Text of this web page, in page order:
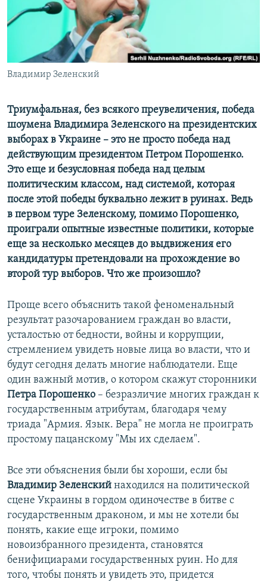
ПОБЕДИТЕЛЕЙ НЕ СУДЯТ?
КРЫМ.НЕПОКОРЕННЫЙ
ELIFBE
УКРАИНСКАЯ ПРОБЛЕМА КРЫМА
ПРИСОЕДИНЯЙТЕСЬ!
Владимир Зеленский
Триумфальная, без всякого преувеличения, победа
шоумена Владимира Зеленского на президентских
выборах в Украине – это не просто победа над
действующим президентом Петром Порошенко.
Это еще и безусловная победа над целым
политическим классом, над системой, которая
после этой победы буквально лежит в руинах. Ведь
в первом туре Зеленскому, помимо Порошенко,
проиграли опытные известные политики, которые
еще за несколько месяцев до выдвижения его
кандидатуры претендовали на прохождение во
второй тур выборов. Что же произошло?
Проще всего объяснить такой феноменальный
результат разочарованием граждан во власти,
усталостью от бедности, войны и коррупции,
стремлением увидеть новые лица во власти, что и
будут сегодня делать многие наблюдатели. Еще
один важный мотив, о котором скажут сторонники
Петра Порошенко – безразличие многих граждан к
государственным атрибутам, благодаря чему
триада "Армия. Язык. Вера" не могла не проиграть
простому пацанскому "Мы их сделаем".
Все эти объяснения были бы хороши, если бы
Владимир Зеленский находился на политической
сцене Украины в гордом одиночестве в битве с
государственным драконом, и мы не хотели бы
понять, какие еще игроки, помимо
новоизбранного президента, становятся
бенифициарами государственных руин. Но для
того, чтобы понять и увидеть это, придется